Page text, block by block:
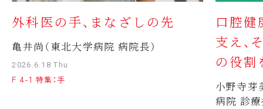
外科医の手、まなざしの先
亀井尚（東北大学病院 病院長）
2026.6.18 Thu
F 4-1 特集：手
口腔
支え、
の役割
小野寺芽
病院 診